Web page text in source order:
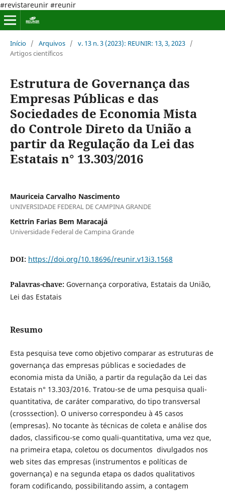
#revistareunir #reunir
Início / Arquivos / v. 13 n. 3 (2023): REUNIR: 13, 3, 2023 /
Artigos científicos
Estrutura de Governança das
Empresas Públicas e das
Sociedades de Economia Mista
do Controle Direto da União a
partir da Regulação da Lei das
Estatais n° 13.303/2016
Mauriceia Carvalho Nascimento
UNIVERSIDADE FEDERAL DE CAMPINA GRANDE
Kettrin Farias Bem Maracajá
Universidade Federal de Campina Grande
DOI: https://doi.org/10.18696/reunir.v13i3.1568
Palavras-chave: Governança corporativa, Estatais da União,
Lei das Estatais
Resumo
Esta pesquisa teve como objetivo comparar as estruturas de
governança das empresas públicas e sociedades de
economia mista da União, a partir da regulação da Lei das
Estatais n° 13.303/2016. Tratou-se de uma pesquisa quali-
quantitativa, de caráter comparativo, do tipo transversal
(crosssection). O universo correspondeu à 45 casos
(empresas). No tocante às técnicas de coleta e análise dos
dados, classificou-se como quali-quantitativa, uma vez que,
na primeira etapa, coletou os documentos divulgados nos
web sites das empresas (instrumentos e políticas de
governança) e na segunda etapa os dados qualitativos
foram codificando, possibilitando assim, a contagem